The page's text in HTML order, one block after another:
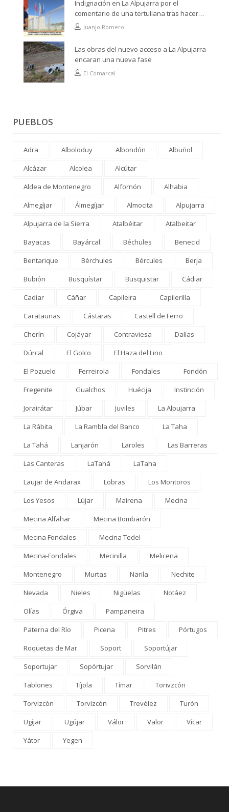
Indignación en La Alpujarra por el
comentario de una tertuliana tras hacer
alusión al analfabetismo con la comarca
Juanjo Romero
Las obras del nuevo acceso a La Alpujarra
encaran una nueva fase
El Comarcal
PUEBLOS
Adra Alboloduy Albondón
Albuñol
Alcázar
Alcolea
Alcútar
Aldea de Montenegro
Alfornón
Alhabia
Almegíjar
Álmegíjar Almocita
Alpujarra
Alpujarra de la Sierra
Atalbéitar
Atalbeitar
Bayacas
Bayárcal Béchules
Benecid
Bentarique
Bérchules Bércules
Berja
Bubión
Busquístar Busquistar
Cádiar
Cadiar
Cáñar Capileira
Capilerilla
Carataunas
Cástaras
Castell de Ferro
Cherín
Cojáyar Contraviesa
Dalías
Dúrcal
El Golco
El Haza del Lino
El Pozuelo
Ferreirola Fondales
Fondón
Fregenite
Gualchos Huécija
Instinción
Jorairátar
Júbar Juviles
La Alpujarra
La Rábita
La Rambla del Banco
La Taha
La Tahá
Lanjarón Laroles
Las Barreras
Las Canteras
LaTahá
LaTaha
Laujar de Andarax
Lobras
Los Montoros
Los Yesos
Lújar Mairena
Mecina
Mecina Alfahar
Mecina Bombarón
Mecina Fondales
Mecina Tedel
Mecina-Fondales
Mecinilla
Melicena
Montenegro
Murtas Narila
Nechite
Nevada
Nieles Nigüelas
Notáez
Olías
Órgiva
Pampaneira
Paterna del Río
Picena Pitres
Pórtugos
Roquetas de Mar
Soport
Soportújar
Soportujar
Sopórtujar
Sorvilán
Tablones
Tíjola Tímar
Torivzcón
Torvizcón
Torvízcón Trevélez
Turón
Ugíjar
Ugújar Válor Valor
Vícar
Yátor
Yegen